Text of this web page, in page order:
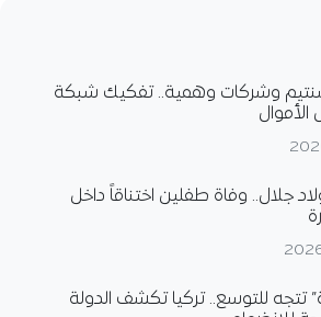
سنتيم وشركات وهمية.. تفكيك شبكة
الأموال
جلال.. وفاة طفلين اختناقاً داخل
تتجه للتوسع.. تركيا تكشف الدولة